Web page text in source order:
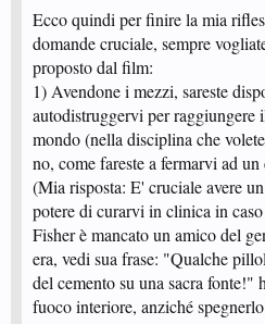
Ecco quindi per finire la mia
domande cruciale, sempre
proposto dal film:
1) Avendone i mezzi, sareste
autodistruggervi per
mondo (nella disciplina che
no, come fareste a fermarvi ad
(Mia risposta: E' cruciale avere
potere di curarvi in clinica in
Fisher è mancato un amico del
era, vedi sua frase: "Qualche
del cemento su una sacra fonte!"
fuoco interiore, anziché